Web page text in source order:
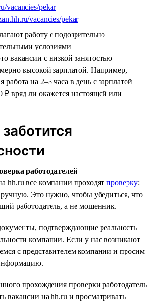
vacancies/pekar
vacancies/pekar
работу с подозрительно
условиями
вакансии с низкой занятостью
высокой зарплатой. Например,
работа на 2–3 часа в день с зарплатой
₽ вряд ли окажется настоящей или
работодателей
hh.ru все компании проходят проверку:
Это нужно, чтобы убедиться, что
работодатель, а не мошенник.
подтверждающие реальность
компании. Если у нас возникают
с представителем компании и просим
прохождения проверки работодатель
вакансии на hh.ru и просматривать